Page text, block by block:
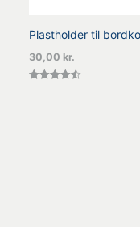
Plastholder til
30,00 kr.